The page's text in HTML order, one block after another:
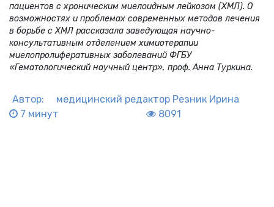
пациентов с хроническим миелоидным лейкозом (ХМЛ). О
возможностях и проблемах современных методов лечения
в борьбе с ХМЛ рассказала заведующая научно-
консультативным отделением химиотерапии
миелопролиферативных заболеваний ФГБУ
«Гематологический научный центр», проф. Анна Туркина.
Автор: медицинский редактор Резник Ирина
7 минут
8091